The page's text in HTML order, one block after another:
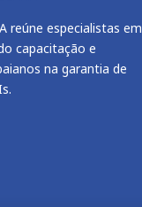
reúne especialistas em
capacitação e
na garantia de